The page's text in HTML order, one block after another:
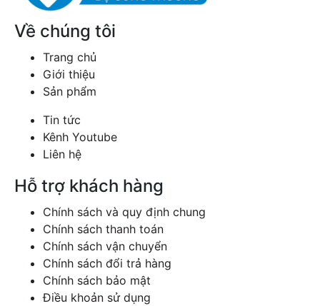
Về chúng tôi
Trang chủ
Giới thiệu
Sản phẩm
Tin tức
Kênh Youtube
Liên hệ
Hỗ trợ khách hàng
Chính sách và quy định chung
Chính sách thanh toán
Chính sách vận chuyển
Chính sách đổi trả hàng
Chính sách bảo mật
Điều khoản sử dụng